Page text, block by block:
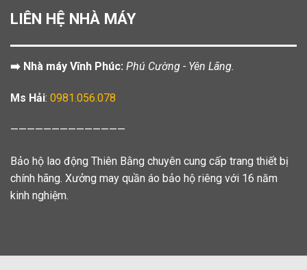
LIÊN HỆ NHÀ MÁY
➡️ Nhà máy Vĩnh Phúc: Phú Cường - Yên Lãng.
Ms Hải: 0981.056.078
——————————————
Bảo hộ lao động Thiên Bằng chuyên cung cấp trang thiết bị
chính hãng. Xưởng may quần áo bảo hộ riêng với 16 năm
kinh nghiệm.